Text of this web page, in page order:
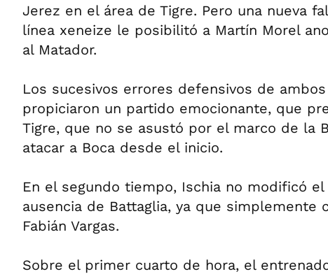
Jerez en el área de Tigre. Pero una nueva
línea xeneize le posibilitó a Martín Morel
al Matador.
Los sucesivos errores defensivos de
propiciaron un partido emocionante, que
Tigre, que no se asustó por el marco de la
atacar a Boca desde el inicio.
En el segundo tiempo, Ischia no modificó
ausencia de Battaglia, ya que simplemente
Fabián Vargas.
Sobre el primer cuarto de hora, el